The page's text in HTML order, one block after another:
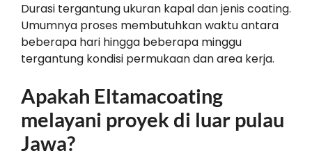
Durasi tergantung ukuran kapal dan jenis coating.
Umumnya proses membutuhkan waktu antara
beberapa hari hingga beberapa minggu
tergantung kondisi permukaan dan area kerja.
Apakah Eltamacoating
melayani proyek di luar pulau
Jawa?